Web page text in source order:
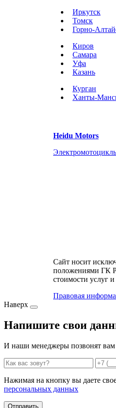
Иркутск
Томск
Горно-
Киров
Самара
Уфа
Казань
Курган
Ханты-
Heidu Motors
Сайт носит
положениями ГК
стоимости услуг
Правовая
Наверх
Напишите свои
И наши менеджеры позвонят вам
Нажимая на кнопку вы даете
персональных данных
Отправить